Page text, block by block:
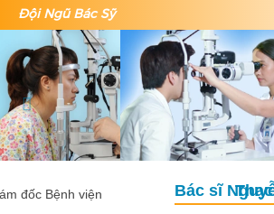
Đội Ngũ Bác Sỹ
Thạc sĩ Bác sĩ
Previous